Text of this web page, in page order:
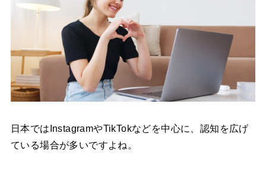
日本ではInstagramやTikTokなどを中心に、認知を広げ
ている場合が多いですよね。